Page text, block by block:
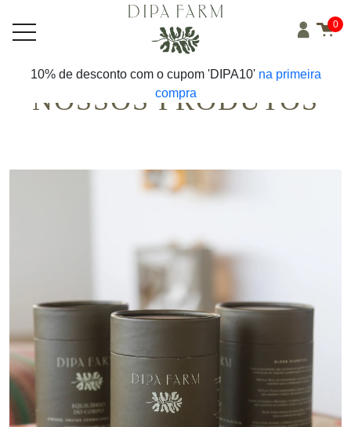
0
10% de desconto com o cupom 'DIPA10' na primeira
compra
NOSSOS PRODUTOS